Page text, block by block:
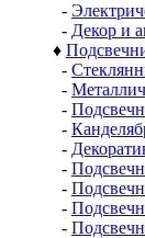
-
- Декор и
♦
-
-
-
-
-
-
-
-
-